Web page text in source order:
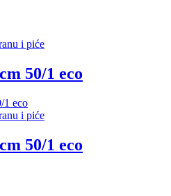
i piće
50/1 eco
i piće
50/1 eco